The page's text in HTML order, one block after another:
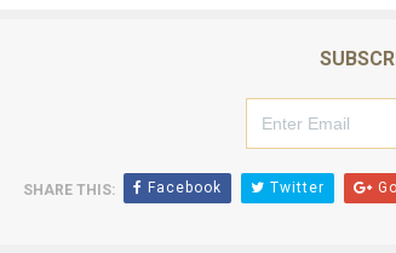
SHARE THIS: Facebook Twitter